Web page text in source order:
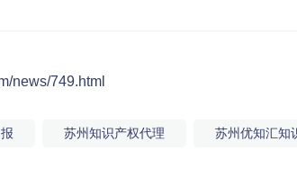
news/749.html
苏州知识产权代理 苏州优知汇知